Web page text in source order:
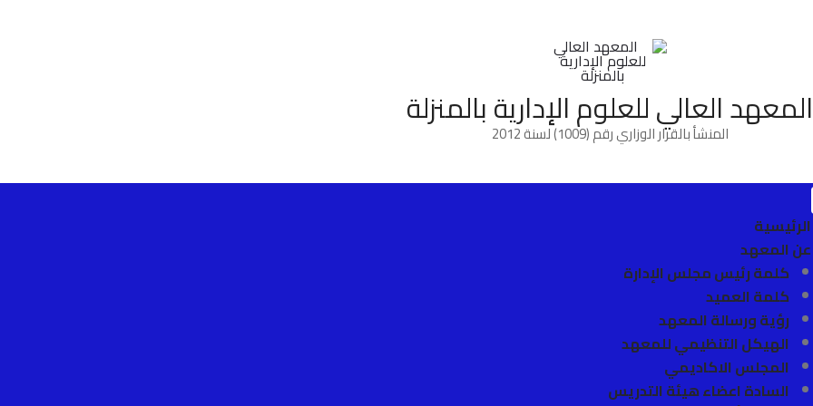
المعهد العالي للعلوم الإدارية بالمنزلة
المنشأ بالقرار الوزاري رقم (1009) لسنة 2012
الرئيسية
عن المعهد
كلمة رئيس مجلس الإدارة
كلمة العميد
رؤية ورسالة المعهد
الهيكل التنظيمي للمعهد
المجلس الاكاديمي
السادة اعضاء هيئة التدريس